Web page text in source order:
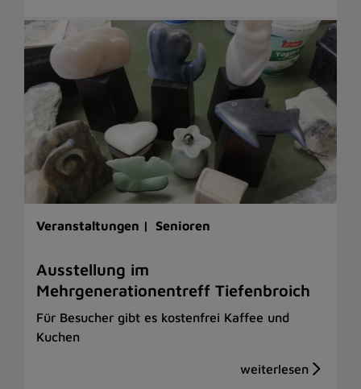
Veranstaltungen | Senioren
Ausstellung im
Mehrgenerationentreff Tiefenbroich
Für Besucher gibt es kostenfrei Kaffee und
Kuchen